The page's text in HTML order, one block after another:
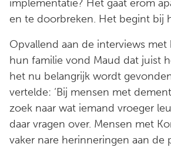
implementatie? Het gaat erom
en te doorbreken. Het begint bij
Opvallend aan de interviews met
hun familie vond Maud dat juist
het nu belangrijk wordt
vertelde: ‘Bij mensen met
zoek naar wat iemand vroeger
daar vragen over. Mensen met
vaker nare herinneringen aan de